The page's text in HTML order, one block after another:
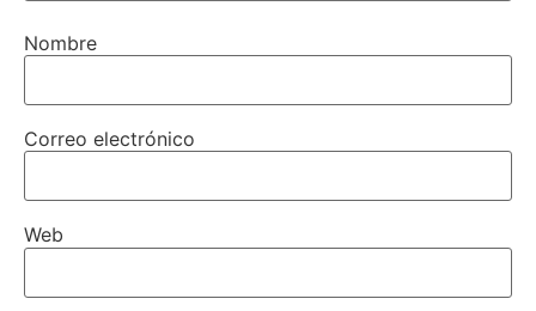
Nombre
Correo electrónico
Web